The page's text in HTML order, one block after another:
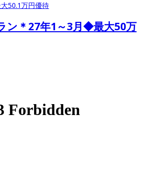
50.1万円優待
ン＊27年1～3月◆最大50万